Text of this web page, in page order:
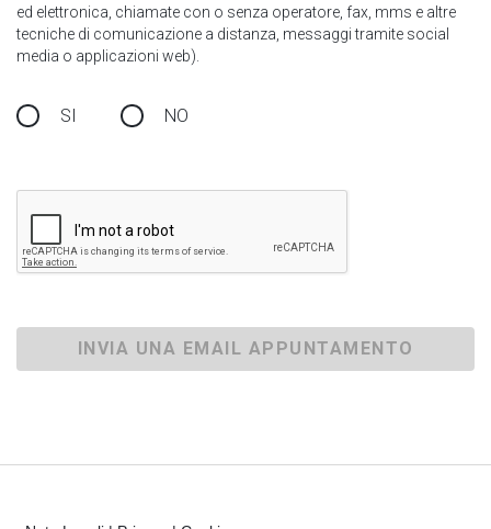
ed elettronica, chiamate con o senza operatore, fax, mms e altre
tecniche di comunicazione a distanza, messaggi tramite social
media o applicazioni web).
SI NO
INVIA UNA EMAIL APPUNTAMENTO